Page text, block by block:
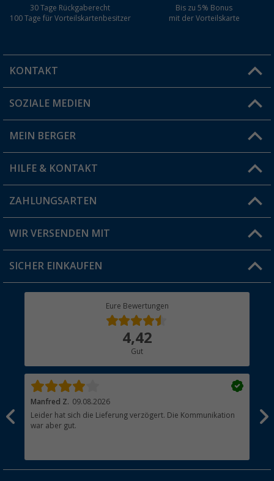
30 Tage Rückgaberecht
100 Tage für Vorteilskartenbesitzer
Bis zu 5% Bonus
mit der Vorteilskarte
KONTAKT
Du hast eine Frage?
Filiale finden
SOZIALE MEDIEN
MEIN BERGER
Vorteilskarte
Blog
Jobs & Karriere
HILFE & KONTAKT
FAQ & Kontakt
Versandinformationen
Rücksendung
ZAHLUNGSARTEN
WIR VERSENDEN MIT
SICHER EINKAUFEN
Eure Bewertungen
4,42
Gut
Manfred Z. 09.08.2026
Leider hat sich die Lieferung verzögert. Die Kommunikation
war aber gut.